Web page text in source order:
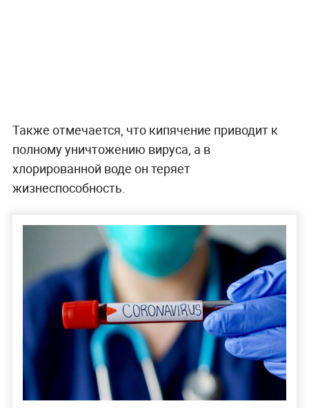
Также отмечается, что кипячение приводит к
полному уничтожению вируса, а в
хлорированной воде он теряет
жизнеспособность.